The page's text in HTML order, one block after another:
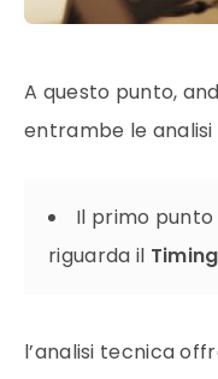
A questo punto,
entrambe le analisi
Il primo
riguarda il Timing
l’analisi tecnica